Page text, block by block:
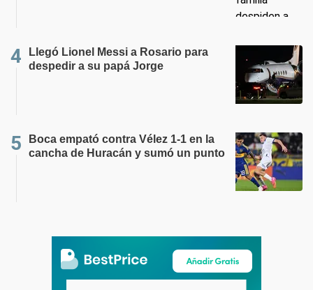
Llegó Lionel Messi a Rosario para
despedir a su papá Jorge
Boca empató contra Vélez 1-1 en la
cancha de Huracán y sumó un punto